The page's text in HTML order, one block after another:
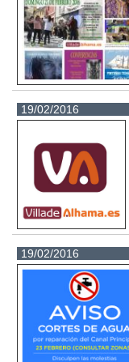
19/02/2016
19/02/2016